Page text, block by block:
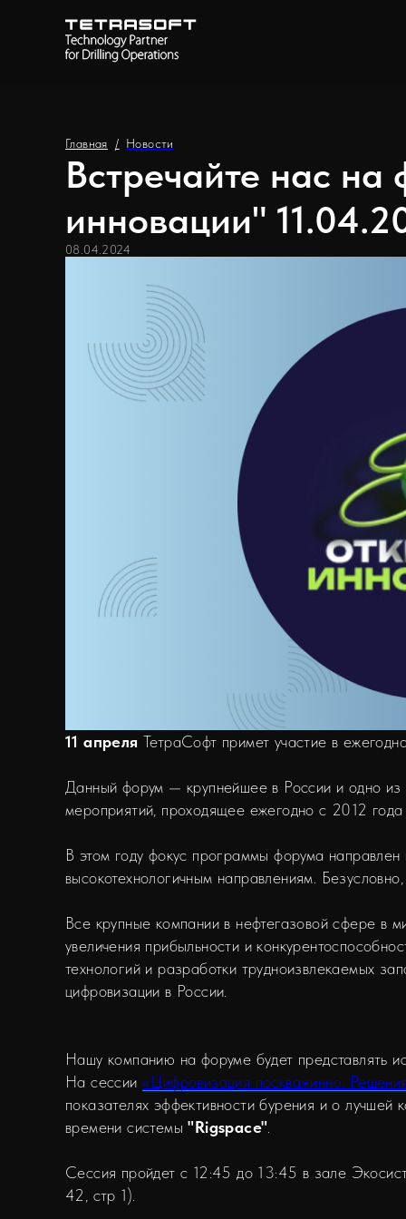
Главная / Новости
Встречайте нас
инновации"
08.04.2024
11 апреля ТетраСофт примет участие в
Данный форум — крупнейшее в России и одно из
мероприятий, проходящее ежегодно с 2012
В этом году фокус программы форума
высокотехнологичным направлениям.
Все крупные компании в нефтегазовой сфере в
увеличения прибыльности и
технологий и разработки трудноизвлекаемых
цифровизации в России.
Нашу компанию на форуме будет представлять
На сессии«Цифровизация поскважинно.
показателях эффективности бурения и о
времени системы"Rigspace"
Сессия пройдет с 12:45 до 13:45 в зале
42, стр 1).